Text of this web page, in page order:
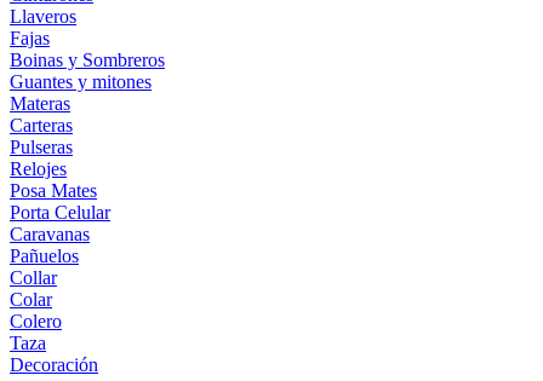
Llaveros
Fajas
Boinas y Sombreros
Guantes y mitones
Materas
Carteras
Pulseras
Relojes
Posa Mates
Porta Celular
Caravanas
Pañuelos
Collar
Colar
Colero
Taza
Decoración